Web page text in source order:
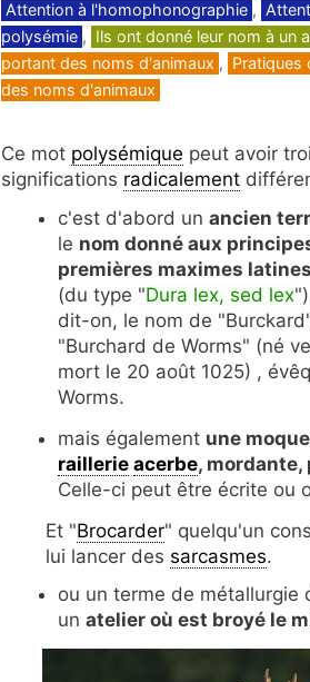
Catégories
Attention à l'homophonographie ,
polysémie , Ils ont donné leur nom à un
portant des noms d'animaux , Pratiques
des noms d'animaux
Ce mot polysémique peut avoir
significations radicalement
c'est d'abord un ancien
le nom donné aux
premières maximes
(du type "Dura lex, sed lex
dit-on, le nom de
"Burchard de Worms" (né
mort le 20 août 1025) ,
Worms.
mais également une
raillerie acerbe,
Celle-ci peut être écrite ou
Et "Brocarder" quelqu'un
lui lancer des sarcasmes.
ou un terme de métallurgie
un atelier où est broyé le